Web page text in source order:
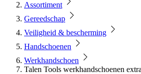
Assortiment
Gereedschap
Veiligheid & bescherming
Handschoenen
Werkhandschoen
Talen Tools werkhandschoenen